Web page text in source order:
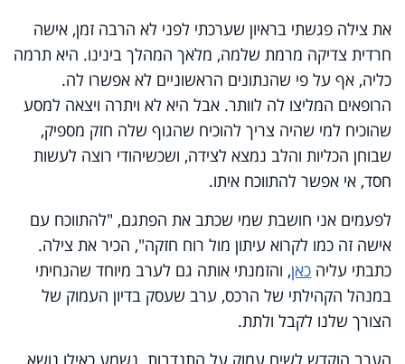
את צילה פגשתי בראיון שערכתי לפני לא הרבה זמן, אישה
חרדית צדיקה מרמת שלמה, מלאך המהלך בינינו. היא תרמה
כליה, אף על פי שהנתונים הראשוניים לא אפשרו לה.
הרופאים המליצו לה לוותר. אבל היא לא ויתרה ויצאה למסע
שהוכיח למי שהיה צריך להוכיח שהגוף שלה חזק מספיק,
שבוחן הכליות והלב נמצא לצידה, ושכשיהודי רוצה לעשות
חסד, אי אפשר להתווכח איתו.
לפעמים אני חושבת שמי שכתב את הפתגם, "להתווכח עם
אישה זה כמו לקרוא עיתון מול רוח חזקה", הכיר את צילה.
כתבתי עליה כאן, והזמנתי אותה גם לערב מיוחד שהנחיתי
במנהל הקהילתי של הרכס, ערב שעסק בדיון העמוק של
הצורך שלנו לקבל ולתת.
הערב הוקדש לשיח עמוק על התנדבות. נשמע כאילו נושא